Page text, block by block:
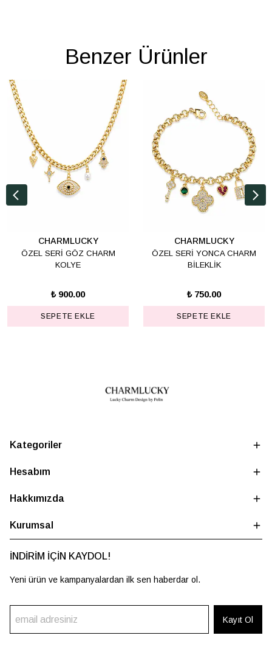
Benzer Ürünler
CHARMLUCKY
ÖZEL SERİ GÖZ CHARM
KOLYE
₺ 900.00
SEPETE EKLE
CHARMLUCKY
ÖZEL SERİ YONCA CHARM
BİLEKLİK
₺ 750.00
SEPETE EKLE
Kategoriler
Hesabım
Hakkımızda
Kurumsal
İNDİRİM İÇİN KAYDOL!
Yeni ürün ve kampanyalardan ilk sen haberdar ol.
Kayıt Ol